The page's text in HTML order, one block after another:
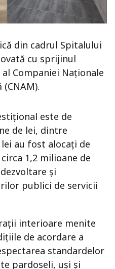
din cadrul Spitalului
cu sprijinul
Companiei Naționale
este de
de lei, dintre
au fost alocați de
1,2 milioane de
și
publici de servicii
interioare menite
de acordare a
standardelor
pardoseli, uși și